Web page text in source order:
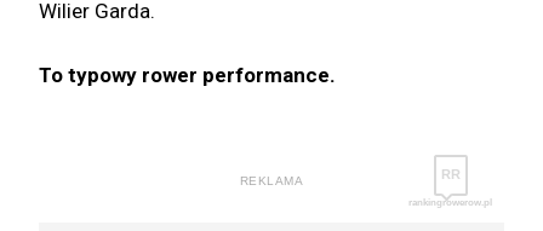
Wilier Garda.
To typowy rower performance.
REKLAMA RR
rankingrowerow.pl